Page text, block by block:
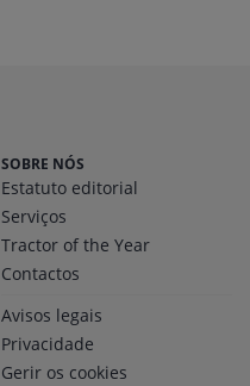
SOBRE NÓS
Estatuto editorial
Serviços
Tractor of the Year
Contactos
Avisos legais
Privacidade
Gerir os cookies